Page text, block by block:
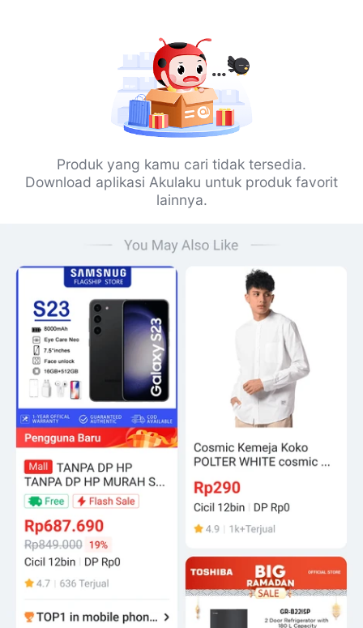
Produk yang kamu cari tidak tersedia.
Download aplikasi Akulaku untuk produk favorit
lainnya.